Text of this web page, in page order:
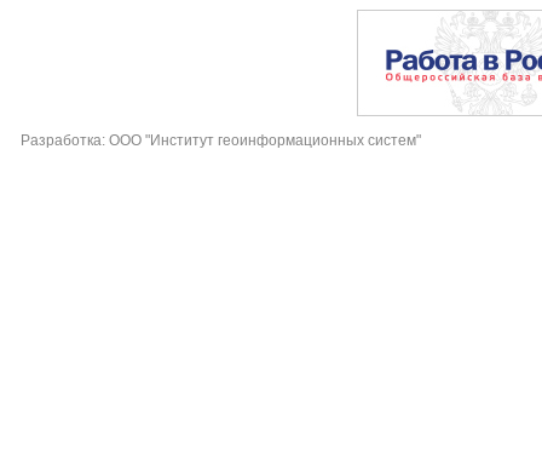
Разработка: ООО "Институт геоинформационных систем"